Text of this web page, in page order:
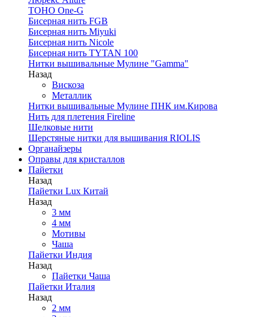
TOHO One-G
Бисерная нить FGB
Бисерная нить Miyuki
Бисерная нить Nicole
Бисерная нить TYTAN 100
Нитки вышивальные Мулине "Gamma"
Назад
Вискоза
Металлик
Нитки вышивальные Мулине ПНК им.Кирова
Нить для плетения Fireline
Шелковые нити
Шерстяные нитки для вышивания RIOLIS
Органайзеры
Оправы для кристаллов
Пайетки
Назад
Пайетки Lux Китай
Назад
3 мм
4 мм
Мотивы
Чаша
Пайетки Индия
Назад
Пайетки Чаша
Пайетки Италия
Назад
2 мм